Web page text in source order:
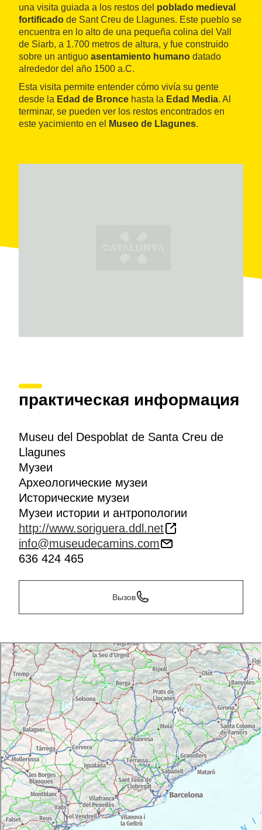
una visita guiada a los restos del poblado medieval
fortificado de Sant Creu de Llagunes. Este pueblo se
encuentra en lo alto de una pequeña colina del Vall
de Siarb, a 1.700 metros de altura, y fue construido
sobre un antiguo asentamiento humano datado
alrededor del año 1500 a.C.
Esta visita permite entender cómo vivía su gente
desde la Edad de Bronce hasta la Edad Media. Al
terminar, se pueden ver los restos encontrados en
este yacimiento en el
Museo de Llagunes.
практическая информация
Museu del Despoblat de Santa Creu de
Llagunes
Музеи
Археологические музеи
Исторические музеи
Музеи истории и антропологии
http://www.soriguera.ddl.net
info@museudecamins.com
636 424 465
Вызов